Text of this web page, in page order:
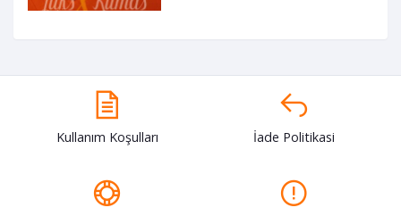
Kullanım Koşulları İade Politikasi